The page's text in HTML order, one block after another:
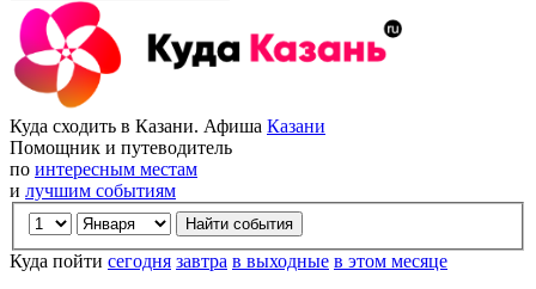
Куда сходить в Казани. Афиша Казани
Помощник и путеводитель
по интересным местам
и лучшим событиям
Куда пойти сегодня завтра в выходные в этом месяце